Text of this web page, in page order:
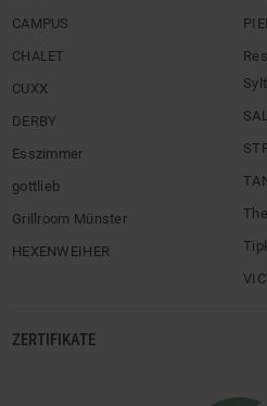
CAMPUS
CHALET
CUXX
DERBY
Esszimmer
gottlieb
Grillroom Münster
HEXENWEIHER
Sylt
ZERTIFIKATE